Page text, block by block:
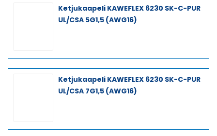
Ketjukaapeli KAWEFLEX 6230 SK-C-PUR
UL/CSA 5G1,5 (AWG16)
Ketjukaapeli KAWEFLEX 6230 SK-C-PUR
UL/CSA 7G1,5 (AWG16)